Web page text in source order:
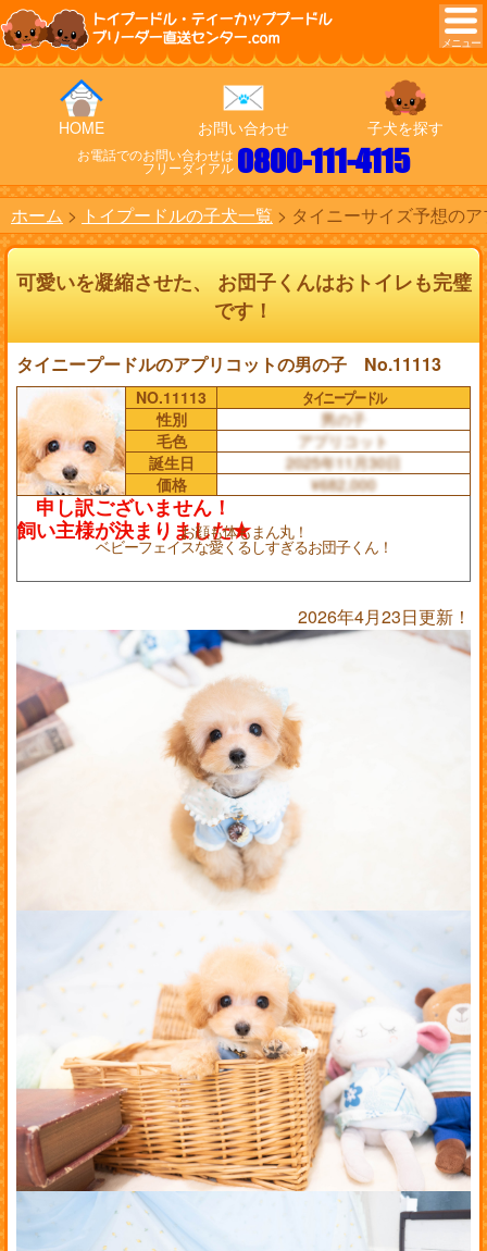
トイプードル・ティーカッププードル
ブリーダー直送センター.com
HOME お問い合わせ 子犬を探す
お電話でのお問い合わせは
フリーダイアル 0800-111-4115
ホーム トイプードルの子犬一覧 タイニーサイズ予想の
可愛いを凝縮させた、 お団子くんはおトイレも完璧
です！
タイニープードルのアプリコットの男の子 No.11113
NO.11113
タイニープードル
性別
男の子
毛色
アプリコット
誕生日
2025年11月30日
価格
¥682,000
お顔も体もまん丸！
ベビーフェイスな愛くるしすぎるお団子くん！
2026年4月23日更新！